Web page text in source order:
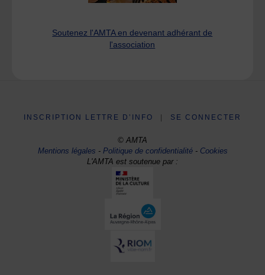
Soutenez l'AMTA en devenant adhérant de
l'association
INSCRIPTION LETTRE D’INFO SE CONNECTER
© AMTA
Mentions légales -Politique de confidentialité- Cookies
L'AMTA est soutenue par :